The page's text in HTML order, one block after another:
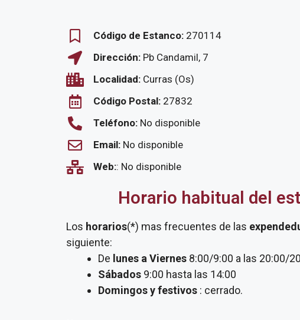
Código de Estanco: 270114
Dirección: Pb Candamil, 7
Localidad: Curras (Os)
Código Postal: 27832
Teléfono: No disponible
Email: No disponible
Web:: No disponible
Horario habitual del
Los horarios(*) mas frecuentes de las
siguiente:
De lunes a Viernes 8:00/9:00 a las 20:00/
Sábados 9:00 hasta las 14:00
Domingos y festivos : cerrado.